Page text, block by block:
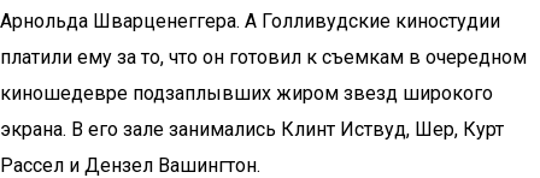
Арнольда Шварценеггера. А Голливудские киностудии
платили ему за то, что он готовил к съемкам в очередном
киношедевре подзаплывших жиром звезд широкого
экрана. В его зале занимались Клинт Иствуд, Шер, Курт
Рассел и Дензел Вашингтон.